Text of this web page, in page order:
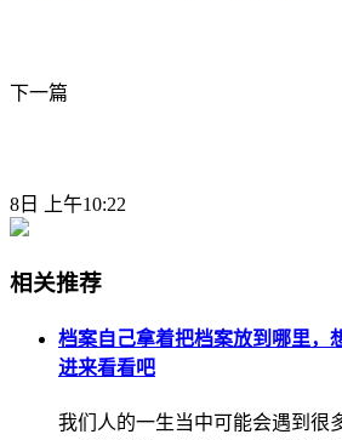
下一篇
8日 上午10:22
相关推荐
档案自己拿着把档案放到哪里，
进来看看吧
我们人的一生当中可能会遇到很